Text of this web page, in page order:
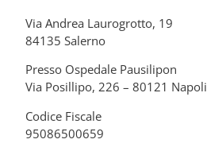
Via Andrea Laurogrotto, 19
84135 Salerno
Presso Ospedale Pausilipon
Via Posillipo, 226 – 80121 Napoli
Codice Fiscale
95086500659